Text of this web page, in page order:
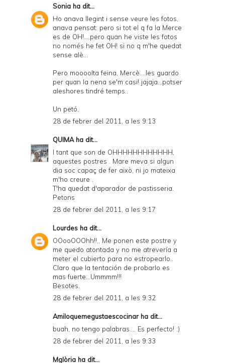
Sonia ha dit...
Ho anava llegint i sense veure les fotos,
anava pensat: pero si tot el q fa la Merce
es de OH!....pero quan he viste les fotos
no només he fet OH! si no q m'he quedat
sense alè...
Pero moooolta feina, Mercè....les guardo
per quan la nena se'm casi! jajaja...potser
aleshores tindré temps..
Un petó,
28 de febrer del 2011, a les 9:13
QUIMAha dit...
I tant que son de OHHHHHHHHHHHH,
aquestes postres . Mare meva si algun
dia soc capaç de fer això, ni jo mateixa
m'ho creure .
T'ha quedat d'aparador de pastisseria.
Petons
28 de febrer del 2011, a les 9:17
Lourdes ha dit...
OOooOOOhh!!,, Me ponen este postre y
me quedo atontada y no me atrevería a
meter el cubierto para no estropearlo..
Claro que la tentación de probarlo es
mas fuerte...Ummmm!!!
Besotes.
28 de febrer del 2011, a les 9:32
Amiloquemegustaescocinar ha dit...
buah, no tengo palabras.... Es perfecto! :)
28 de febrer del 2011, a les 9:33
Mglòria ha dit...